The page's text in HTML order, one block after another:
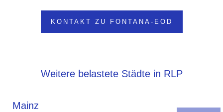
KONTAKT ZU FONTANA-EOD
Weitere belastete Städte in RLP
Mainz